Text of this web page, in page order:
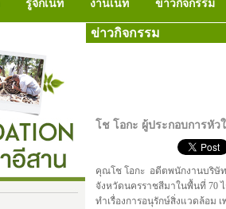
รู้จักเนท งานเนท ข่าวกิจกรรม
ข่าวกิจกรรม
โช โอกะ ผู้ประกอบการหัว
คุณโช โอกะ อดีตพนักงานบริษั
จังหวัดนครราชสีมาในพื้นที่ 70
ทำเรื่องการอนุรักษ์สิ่งแวดล้อม เ